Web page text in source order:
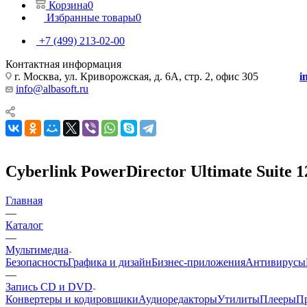
Корзина0
Избранные товары0
+7 (499) 213-02-00
Контактная информация
г. Москва, ул. Криворожская, д. 6А, стр. 2, офис 305
info@albasoft.ru
Cyberlink PowerDirector Ultimate Suite
Главная
—
Каталог
—
Мультимедиа
БезопасностьГрафика и дизайнБизнес-приложенияАнтивирусы
—
Запись CD и DVD
Конвертеры и кодировщикиАудиоредакторыУтилитыПлееры